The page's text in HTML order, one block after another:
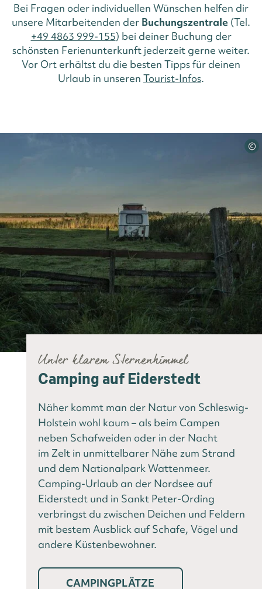
Bei Fragen oder individuellen Wünschen helfen dir
unsere Mitarbeitenden der Buchungszentrale (Tel.
+49 4863 999-155) bei deiner Buchung der
schönsten Ferienunterkunft jederzeit gerne weiter.
Vor Ort erhältst du die besten Tipps für deinen
Urlaub in unseren Tourist-Infos.
©
Unter klarem Sternenhimmel
Camping auf Eiderstedt
Näher kommt man der Natur von Schleswig-
Holstein wohl kaum – als beim Campen
neben Schafweiden oder in der Nacht
im Zelt in unmittelbarer Nähe zum Strand
und dem Nationalpark Wattenmeer.
Camping-Urlaub an der Nordsee auf
Eiderstedt und in Sankt Peter-Ording
verbringst du zwischen Deichen und Feldern
mit bestem Ausblick auf Schafe, Vögel und
andere Küstenbewohner.
CAMPINGPLÄTZE